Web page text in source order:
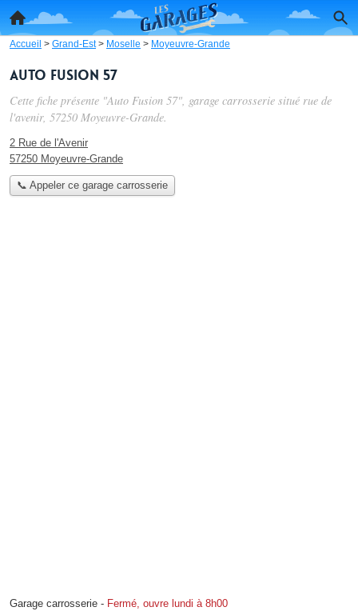
Accueil > Grand-Est> Moselle > Moyeuvre-Grande
Auto Fusion 57
Cette fiche présente "Auto Fusion 57", garage carrosserie situé rue de
l'avenir, 57250 Moyeuvre-Grande.
2 Rue de l'Avenir
57250 Moyeuvre-Grande
📞 Appeler ce garage carrosserie
Garage carrosserie - Fermé, ouvre lundi à 8h00